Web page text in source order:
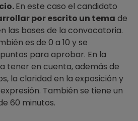
En este caso el candidato
por escrito un tema de
las bases de la convocatoria.
es de 0 a 10 y se
para aprobar. En la
tener en cuenta, además de
la claridad en la exposición y
También se tiene un
60 minutos.